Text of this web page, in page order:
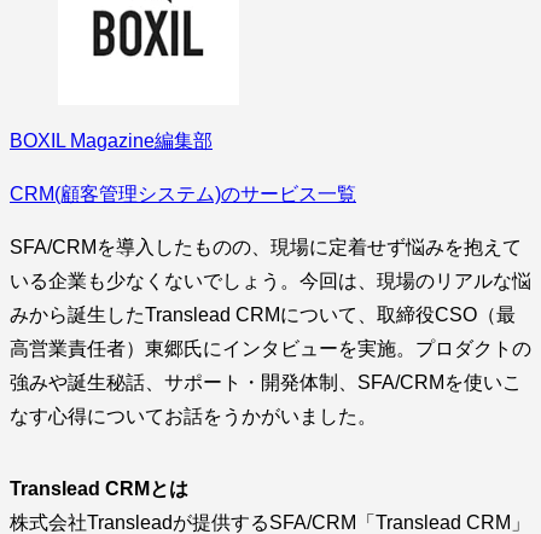
BOXIL Magazine編集部
CRM(顧客管理システム)のサービス一覧
SFA/CRMを導入したものの、現場に定着せず悩みを抱えて
いる企業も少なくないでしょう。今回は、現場のリアルな悩
みから誕生したTranslead CRMについて、取締役CSO（最
高営業責任者）東郷氏にインタビューを実施。プロダクトの
強みや誕生秘話、サポート・開発体制、SFA/CRMを使いこ
なす心得についてお話をうかがいました。
Translead CRMとは
株式会社Transleadが提供するSFA/CRM「Translead CRM」